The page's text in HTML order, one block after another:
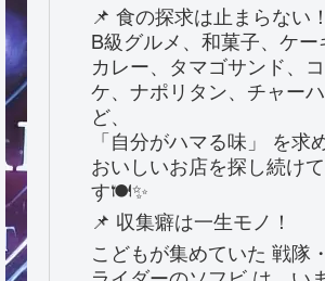
📌 食の探求は止まらない！
B級グルメ、和菓子、ケー
カレー、タマゴサンド、
ケ、ナポリタン、チャー
ど、
「自分がハマる味」 を求
おいしいお店を探し続け
す🍽️✨
📌 収集癖は一生モノ！
こどもが集めていた 戦隊